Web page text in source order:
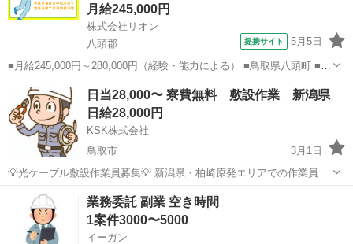
月給245,000円
株式会社リオン
八頭郡
提携サイト 5月5日
■月給245,000円～280,000円（経験・能力による） ■鳥取県八頭町 ■正
社員、職業紹介 ■入社日応相談、即日勤務OK、履歴書不要、Web面接
OK、友達と応募OK、職場見学OKまたは説明会あり、未経験歓迎、経
験者・有...
鳥取 八頭郡 加工
日当28,000〜 寮費無料 敷設作業 新潟県
日給28,000円
KSK株式会社
鳥取市
3月1日
💡光ケーブル敷設作業員募集💡 新潟県・柏崎原発エリアでの作業員を
募集しています！ 高日給・寮費無料で安心して働ける環境です。
⸻ 📌 作業内容 • 光ケーブルの敷設作業 📍 勤務地 • 新潟県 柏崎原
発エリア ...
鳥取市 その他 無料
業務委託 副業 空き時間
1案件3000〜5000
イーガン